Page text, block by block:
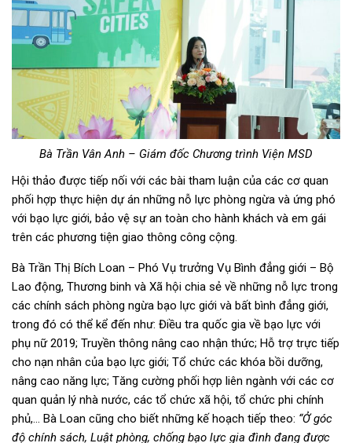
Bà Trần Vân Anh – Giám đốc Chương trình Viện MSD
Hội thảo được tiếp nối với các bài tham luận của các cơ quan
phối hợp thực hiện dự án những nỗ lực phòng ngừa và ứng phó
với bạo lực giới, bảo vệ sự an toàn cho hành khách và em gái
trên các phương tiện giao thông công cộng.
Bà Trần Thị Bích Loan – Phó Vụ trưởng Vụ Bình đẳng giới – Bộ
Lao động, Thương binh và Xã hội chia sẻ về những nỗ lực trong
các chính sách phòng ngừa bạo lực giới và bất bình đẳng giới,
trong đó có thể kể đến như: Điều tra quốc gia về bạo lực với
phụ nữ 2019; Truyền thông nâng cao nhận thức; Hỗ trợ trực tiếp
cho nạn nhân của bạo lực giới; Tổ chức các khóa bồi dưỡng,
nâng cao năng lực; Tăng cường phối hợp liên ngành với các cơ
quan quản lý nhà nước, các tổ chức xã hội, tổ chức phi chính
phủ,… Bà Loan cũng cho biết những kế hoạch tiếp theo: “Ở góc
độ chính sách, Luật phòng, chống bạo lực gia đình đang được